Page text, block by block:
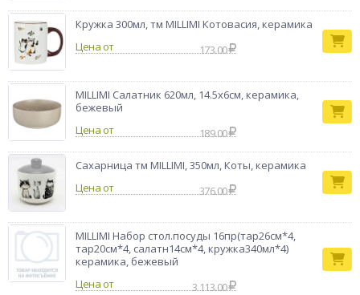
Бренд MILLIMI
Кружка 300мл, тм MILLIMI Котовасия, керамика
Цена от
173.00
MILLIMI Салатник 620мл, 14.5х6см, керамика,
бежевый
Цена от
189.00
Сахарница тм MILLIMI, 350мл, Коты, керамика
Цена от
376.00
MILLIMI Набор стол.посуды 16пр(тар26см*4,
тар20см*4, салатн14см*4, кружка340мл*4)
керамика, бежевый
Цена от
3 113.00